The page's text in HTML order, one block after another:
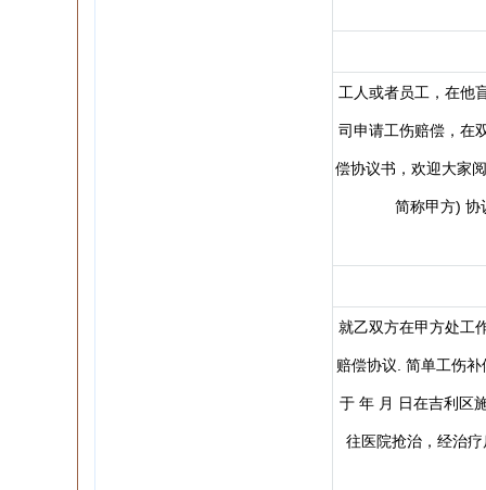
工人或者员工，在他
司申请工伤赔偿，在
偿协议书，欢迎大家
简称甲方) 协
就乙双方在甲方处工
赔偿协议. 简单工伤
于 年 月 日在吉利区
往医院抢治，经治